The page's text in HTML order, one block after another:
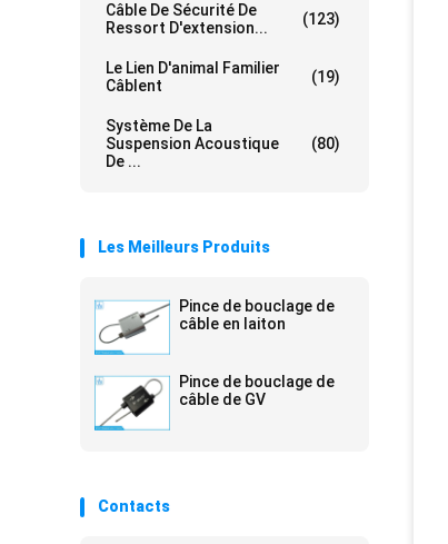
Câble De Sécurité De
Ressort D'extension...
(123)
Le Lien D'animal Familier
Câblent
(19)
Système De La
Suspension Acoustique
De ...
(80)
Les Meilleurs Produits
Pince de bouclage de
câble en laiton
Pince de bouclage de
câble de GV
Contacts